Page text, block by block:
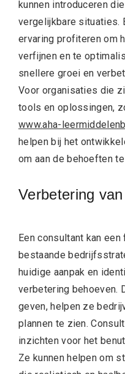
kunnen introduceren
vergelijkbare situaties.
ervaring profiteren om
verfijnen en te
snellere groei en
Voor organisaties die
tools en oplossingen,
www.aha-
helpen bij het
om aan de behoeften
Verbetering
Een consultant kan
bestaande
huidige aanpak en
verbetering behoeven.
geven, helpen ze
plannen te zien.
inzichten voor het
Ze kunnen helpen om